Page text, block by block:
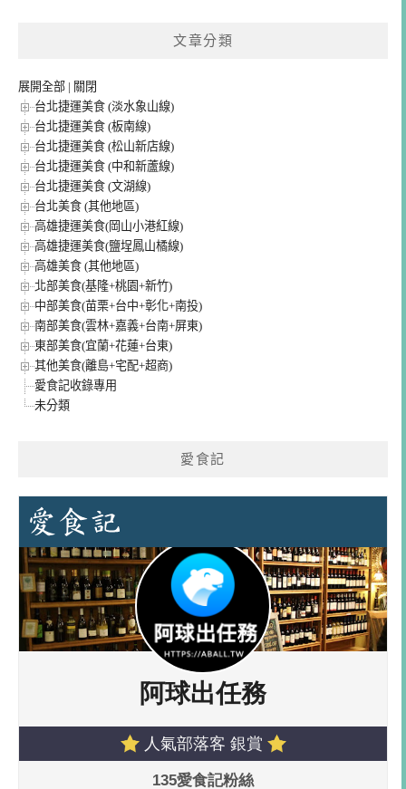
文章分類
展開全部 | 關閉
台北捷運美食 (淡水象山線)
台北捷運美食 (板南線)
台北捷運美食 (松山新店線)
台北捷運美食 (中和新蘆線)
台北捷運美食 (文湖線)
台北美食 (其他地區)
高雄捷運美食(岡山小港紅線)
高雄捷運美食(鹽埕鳳山橘線)
高雄美食 (其他地區)
北部美食(基隆+桃園+新竹)
中部美食(苗栗+台中+彰化+南投)
南部美食(雲林+嘉義+台南+屏東)
東部美食(宜蘭+花蓮+台東)
其他美食(離島+宅配+超商)
愛食記收錄專用
未分類
愛食記